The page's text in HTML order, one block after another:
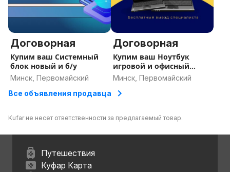
Договорная
Купим ваш Системный
блок новый и б/у
Минск, Первомайский
Договорная
Купим ваш Ноутбук
игровой и офисный
новый и б/у
Минск, Первомайский
Все объявления продавца
Kufar не несет ответственности за предлагаемый товар.
Путешествия
Куфар Карта